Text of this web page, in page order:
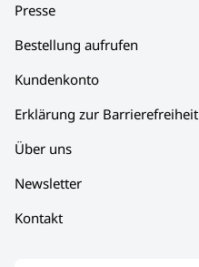
Presse
Bestellung aufrufen
Kundenkonto
Erklärung zur Barrierefreiheit
Über uns
Newsletter
Kontakt